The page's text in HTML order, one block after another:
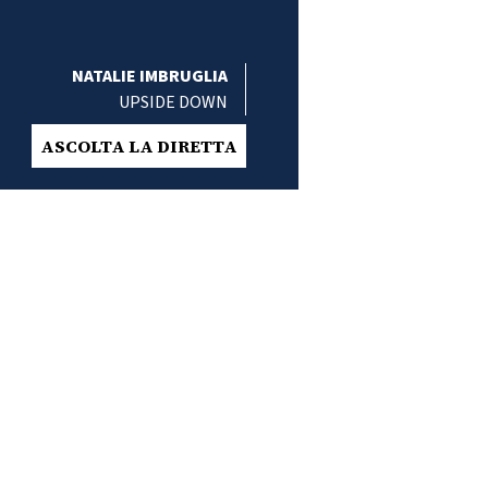
NATALIE IMBRUGLIA
UPSIDE DOWN
ASCOLTA LA DIRETTA